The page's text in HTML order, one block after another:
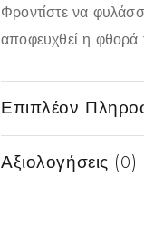
Φροντίστε να
αποφευχθεί η φθορά
Επιπλέον
Αξιολογήσεις (0)